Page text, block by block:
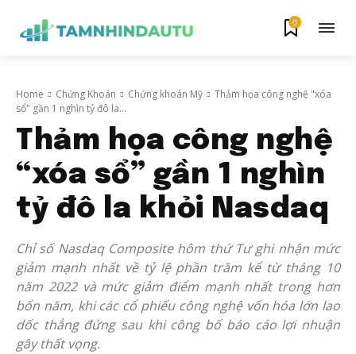
0
Home Chứng Khoán Chứng khoán Mỹ
Thảm họa công nghệ "xóa
sổ" gần 1 nghìn tỷ đô la...
Thảm họa công nghệ
“xóa sổ” gần 1 nghìn
tỷ đô la khỏi Nasdaq
Chỉ số Nasdaq Composite hôm thứ Tư ghi nhận mức
giảm mạnh nhất về tỷ lệ phần trăm kể từ tháng 10
năm 2022 và mức giảm điểm mạnh nhất trong hơn
bốn năm, khi các cổ phiếu công nghệ vốn hóa lớn lao
dốc thẳng đứng sau khi công bố báo cáo lợi nhuận
gây thất vọng.